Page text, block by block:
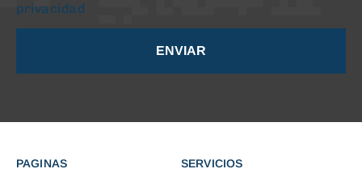
privacidad
ENVIAR
PAGINAS SERVICIOS